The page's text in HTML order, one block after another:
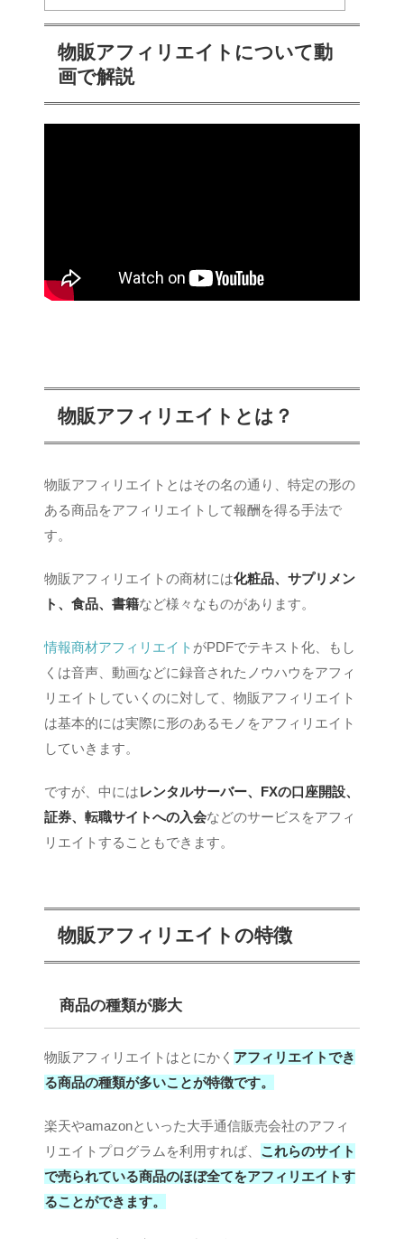
物販アフィリエイトについて動
画で解説
物販アフィリエイトとは？
物販アフィリエイトとはその名の通り、特定の形の
ある商品をアフィリエイトして報酬を得る手法で
す。
物販アフィリエイトの商材には化粧品、サプリメン
ト、食品、書籍など様々なものがあります。
情報商材アフィリエイト がPDFでテキスト化、もし
くは音声、動画などに録音されたノウハウをアフィ
リエイトしていくのに対して、物販アフィリエイト
は基本的には実際に形のあるモノをアフィリエイト
していきます。
ですが、中にはレンタルサーバー、FXの口座開設、
証券、転職サイトへの入会などのサービスをアフィ
リエイトすることもできます。
物販アフィリエイトの特徴
商品の種類が膨大
物販アフィリエイトはとにかく アフィリエイトでき
る商品の種類が多いことが特徴です。
楽天やamazonといった大手通信販売会社のアフィ
リエイトプログラムを利用すれば、 これらのサイト
で売られている商品のほぼ全てをアフィリエイトす
ることができます。